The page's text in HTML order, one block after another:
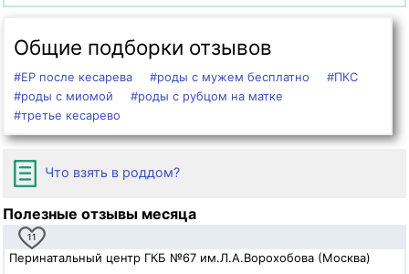
Общие подборки отзывов
#ЕР после кесарева #роды с мужем бесплатно
#ПКС
#роды с миомой
#роды с рубцом на матке
#третье кесарево
Что взять в роддом?
Полезные отзывы месяца
11
Перинатальный центр ГКБ №67 им.Л.А.Ворохобова (Москва)